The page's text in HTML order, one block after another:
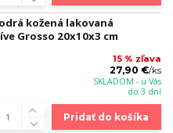
kožená lakovaná
Grosso 20x10x3 cm
15 % zľava
27,90 €/ks
SKLADOM - u Vás
do 3 dní
Pridať do košíka